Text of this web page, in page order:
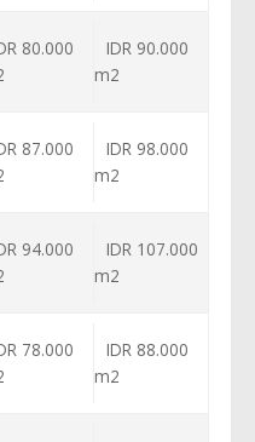
80.000
IDR 90.000
m2
87.000
IDR 98.000
m2
94.000
IDR 107.000
m2
78.000
IDR 88.000
m2